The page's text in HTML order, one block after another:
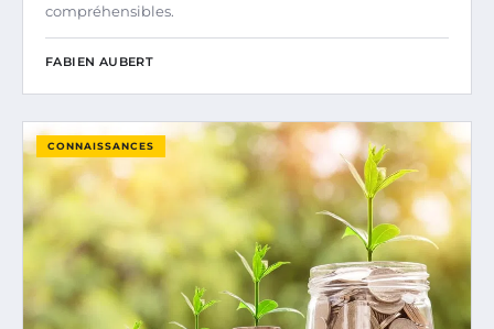
compréhensibles.
FABIEN AUBERT
CONNAISSANCES